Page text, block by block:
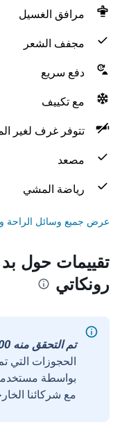
مرافق الغسيل
مجفف الشعر
دفع سريع
مع تكييف
تتوفر غرف لغير
مصعد
رياضة المشي
عرض جميع وسائل الراحة
تقييمات حول
رونكاتي
تم التحقق منه 100%
الحجوزات التي
مع شركائنا